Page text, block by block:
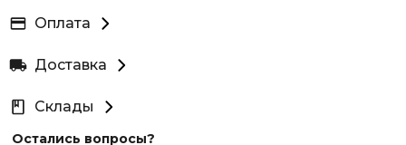
Оплата
Доставка
Склады
Остались вопросы?